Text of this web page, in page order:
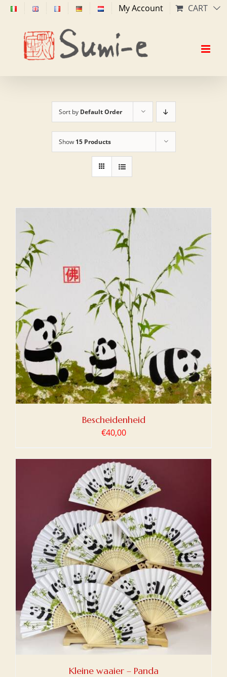
Skip
content
My Account CART
Sort by Default Order
Show 15 Products
Bescheidenheid
€40,00
Kleine waaier – Panda